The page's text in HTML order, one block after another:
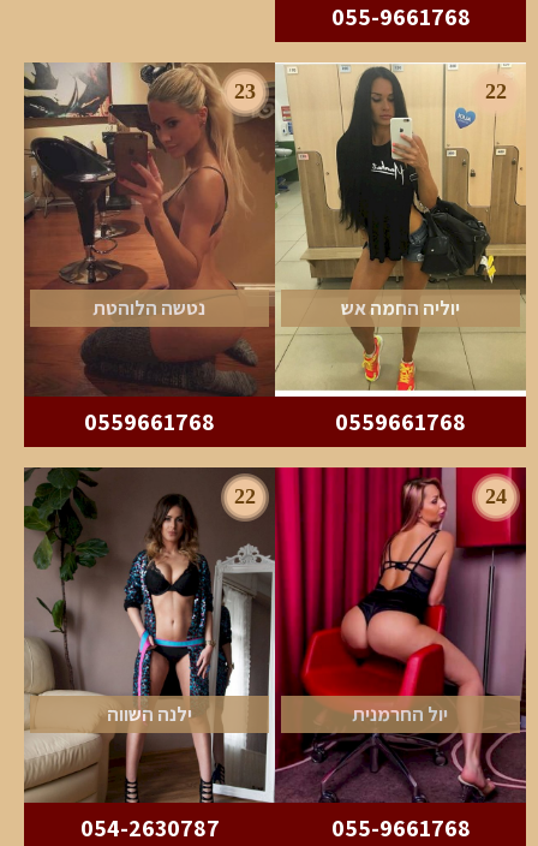
055-9661768
22
יוליה החמה אש
0559661768
23
נטשה הלוהטת
0559661768
24
יול החרמנית
055-9661768
22
ילנה השווה
054-2630787